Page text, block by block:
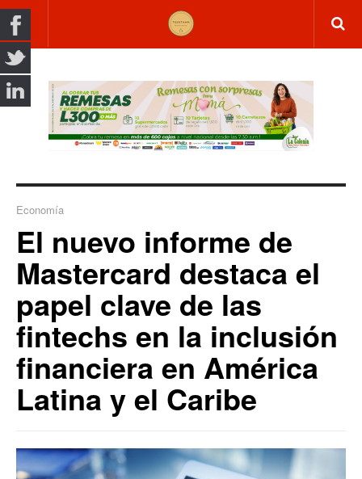
Economía
El nuevo informe de
Mastercard destaca el
papel clave de las
fintechs en la inclusión
financiera en América
Latina y el Caribe